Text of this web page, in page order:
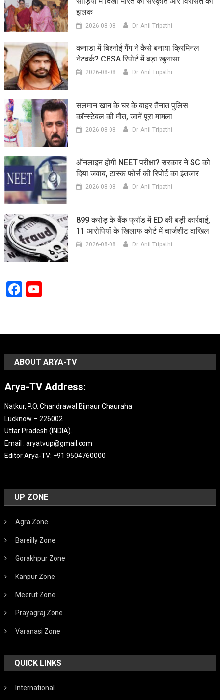
झलक
2026-08-08 Dr. Anil Tripathi
कनाडा में बिश्नोई गैंग ने कैसे बनाया क्रिमिनल
नेटवर्क? CBSA रिपोर्ट में बड़ा खुलासा
2026-08-08 Dr. Anil Tripathi
सलमान खान के घर के बाहर तैनात पुलिस
कॉन्स्टेबल की मौत, जानें पूरा मामला
2026-08-08 Dr. Anil Tripathi
ऑनलाइन होगी NEET परीक्षा? सरकार ने SC को
दिया जवाब, टास्क फोर्स की रिपोर्ट का इंतजार
2026-08-08 Dr. Anil Tripathi
899 करोड़ के बैंक फ्रॉड में ED की बड़ी कार्रवाई,
11 आरोपियों के खिलाफ कोर्ट में चार्जशीट दाखिल
2026-08-08 Dr. Anil Tripathi
Facebook
YouTube
ABOUT ARYA-TV
Arya-TV Address:
Natkur, P.O. Chandrawal Bijnaur Chauraha
Lucknow – 226002
Uttar Pradesh (INDIA).
Email : aryatvup@gmail.com
Editor Arya-TV: +91 9504760000
UP ZONE
Agra Zone
Bareilly Zone
Gorakhpur Zone
Kanpur Zone
Meerut Zone
Prayagraj Zone
Varanasi Zone
QUICK LINKS
International